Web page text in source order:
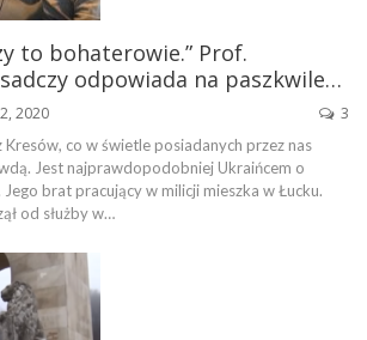
to bohaterowie.” Prof.
odpowiada na paszkwile…
2020 3
Kresów, co w świetle posiadanych przez nas
Jest najprawdopodobniej Ukraińcem o
brat pracujący w milicji mieszka w Łucku.
od służby w…